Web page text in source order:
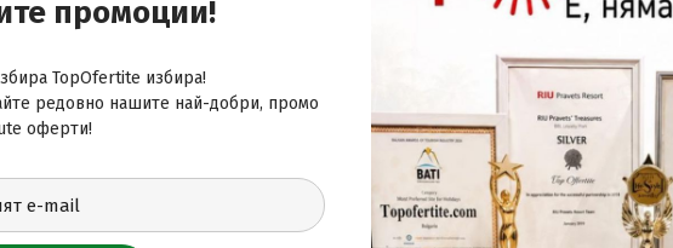
за свободни места на тел: 0883 222 024 (Пон - петък 9:00 -
като представите кода и паролата на ваучерите! Представете
промоции!
TopOfertite избира!
редовно нашите най-добри, промо
оферти!